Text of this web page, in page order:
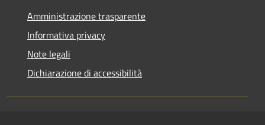
Amministrazione trasparente
Informativa privacy
Note legali
Dichiarazione di accessibilità